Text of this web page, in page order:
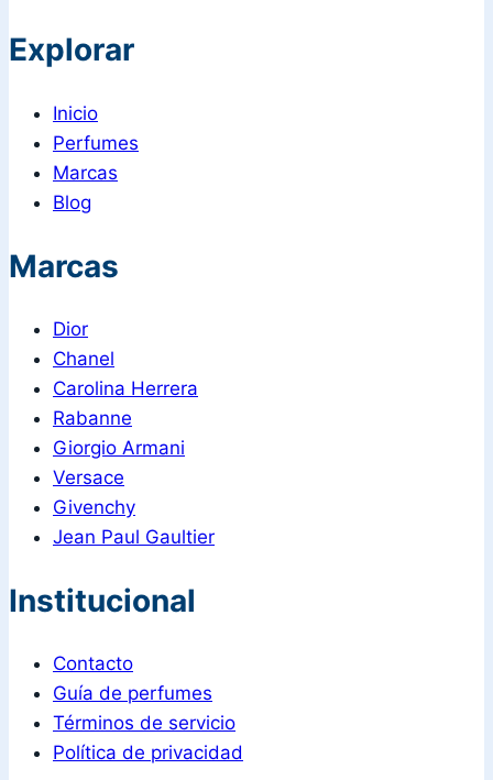
Explorar
Inicio
Perfumes
Marcas
Blog
Marcas
Dior
Chanel
Carolina Herrera
Rabanne
Giorgio Armani
Versace
Givenchy
Jean Paul Gaultier
Institucional
Contacto
Guía de perfumes
Términos de servicio
Política de privacidad